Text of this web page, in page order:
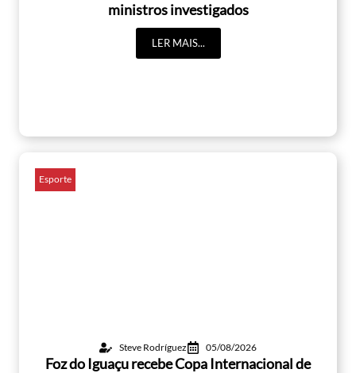
ministros investigados
LER MAIS...
Esporte
Steve Rodríguez 05/08/2026
Foz do Iguaçu recebe Copa Internacional de